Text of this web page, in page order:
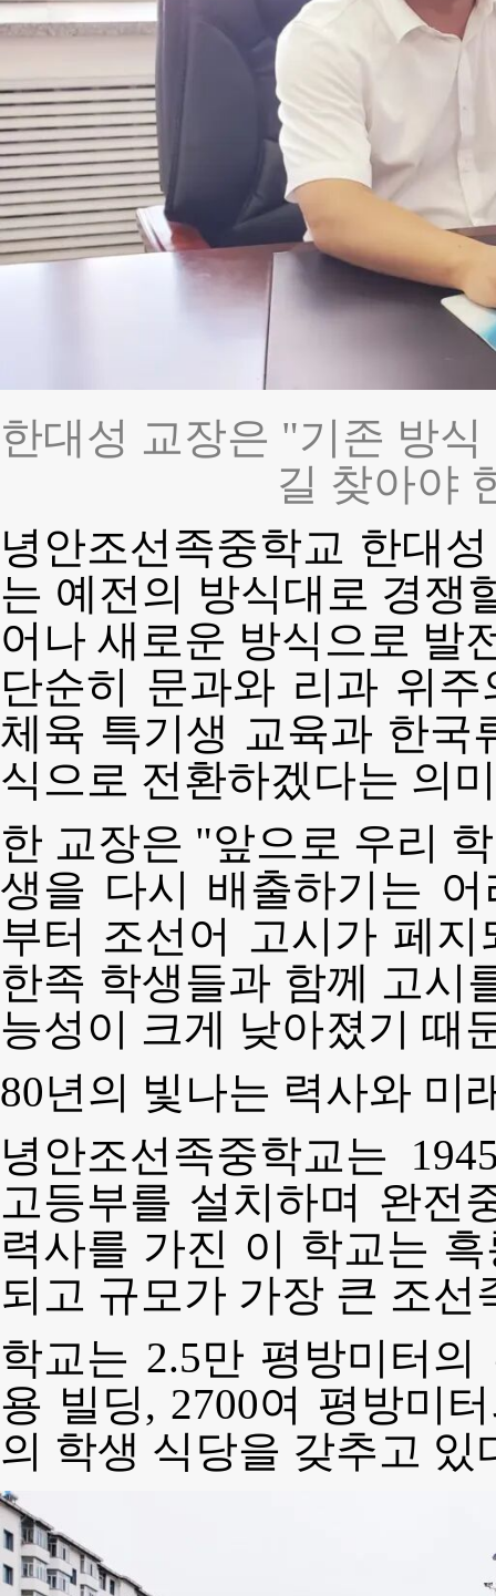
한대성 교장은 "기존 방
길 찾아야
녕안조선족중학교 한대
는 예전의 방식대로 경쟁
어나 새로운 방식으로 발
단순히 문과와 리과 위
체육 특기생 교육과 한국
식으로 전환하겠다는 의
한 교장은 "앞으로 우리
생을 다시 배출하기는
부터 조선어 고시가 페
한족 학생들과 함께 고시
능성이 크게 낮아졌기 때
80년의 빛나는 력사와 미
녕안조선족중학교는
고등부를 설치하며 완전
력사를 가진 이 학교는
되고 규모가 가장 큰 조
학교는 2.5만 평방미터
용 빌딩, 2700여 평방미
의 학생 식당을 갖추고 있